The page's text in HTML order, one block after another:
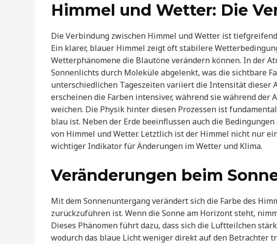
Himmel und Wetter: Die
Die Verbindung zwischen Himmel und Wetter ist
Ein klarer, blauer Himmel zeigt oft stabilere
Wetterphänomene die Blautöne verändern können. In der
Sonnenlichts durch Moleküle abgelenkt, was die sichtbare
unterschiedlichen Tageszeiten variiert die Intensität dieser
erscheinen die Farben intensiver, während sie während der
weichen. Die Physik hinter diesen Prozessen ist
blau ist. Neben der Erde beeinflussen auch die
von Himmel und Wetter. Letztlich ist der Himmel nicht nur
wichtiger Indikator für Änderungen im Wetter und Klima.
Veränderungen beim
Mit dem Sonnenuntergang verändert sich die Farbe des
zurückzuführen ist. Wenn die Sonne am Horizont steht,
Dieses Phänomen führt dazu, dass sich die Luftteilchen
wodurch das blaue Licht weniger direkt auf den Betrachter